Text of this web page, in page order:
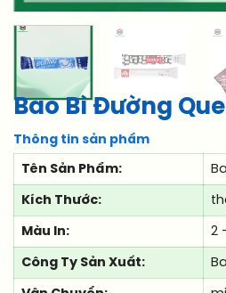
Bao Bì Đường Que
Thông tin sản phẩm
Tên Sản Phẩm:
Kích Thước:
Màu In: 2
Công Ty Sản Xuất: